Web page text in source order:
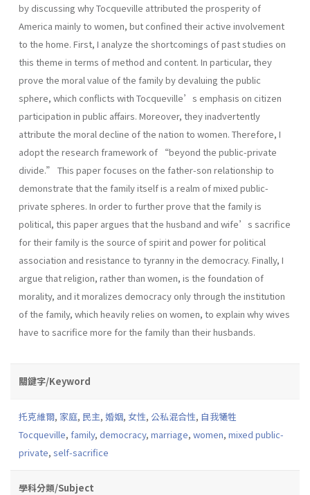
by discussing why Tocqueville attributed the prosperity of
America mainly to women, but confined their active involvement
to the home. First, I analyze the shortcomings of past studies on
this theme in terms of method and content. In particular, they
prove the moral value of the family by devaluing the public
sphere, which conflicts with Tocqueville’s emphasis on citizen
participation in public affairs. Moreover, they inadvertently
attribute the moral decline of the nation to women. Therefore, I
adopt the research framework of “beyond the public-private
divide.” This paper focuses on the father-son relationship to
demonstrate that the family itself is a realm of mixed public-
private spheres. In order to further prove that the family is
political, this paper argues that the husband and wife’s sacrifice
for their family is the source of spirit and power for political
association and resistance to tyranny in the democracy. Finally, I
argue that religion, rather than women, is the foundation of
morality, and it moralizes democracy only through the institution
of the family, which heavily relies on women, to explain why wives
have to sacrifice more for the family than their husbands.
關鍵字/Keyword
托克維爾, 家庭, 民主, 婚姻, 女性, 公私混合性, 自我犧牲
Tocqueville, family, democracy, marriage, women, mixed public-
private, self-sacrifice
學科分類/Subject